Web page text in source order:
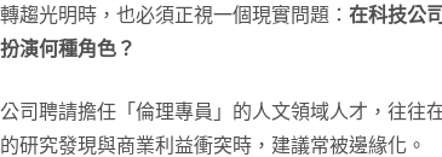
趨光明時，也必須正視一個現實問題： 在科技公
演何種角色？
司聘請擔任「倫理專員」的人文領域人才，往往
研究發現與商業利益衝突時，建議常被邊緣化。